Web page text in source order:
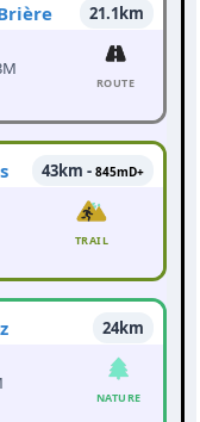
21.1km
ROUTE
43km - 845mD+
TRAIL
24km
NATURE